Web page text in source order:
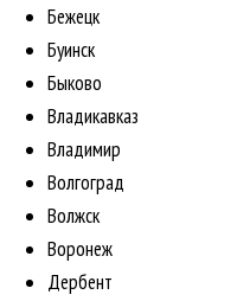
Бежецк
Буинск
Быково
Владикавказ
Владимир
Волгоград
Волжск
Воронеж
Дербент